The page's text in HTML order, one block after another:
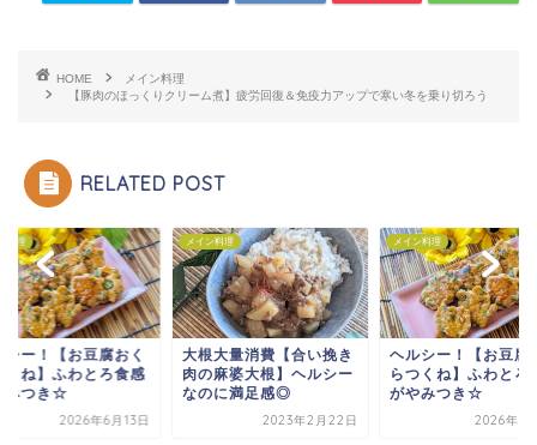
HOME
メイン料理
【豚肉のほっくりクリーム煮】疲労回復＆免疫力アップで寒い冬を乗り切ろう
RELATED POST
料理
シー！【お豆腐おく
くね】ふわとろ食感
みつき☆
2026年6月13日
メイン料理
大根大量消費【合い挽き
肉の麻婆大根】ヘルシー
なのに満足感◎
2023年2月22日
メイン料理
ヘルシー！【お豆腐
らつくね】ふわとろ
がやみつき☆
2026年6